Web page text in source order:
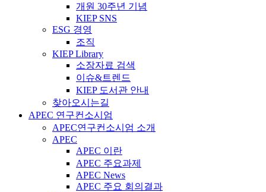
개원 30주년 기념
KIEP SNS
ESG 경영
조직
KIEP Library
소장자료 검색
이슈&트렌드
KIEP 도서관 안내
찾아오시는길
APEC 연구컨소시엄
APEC연구컨소시엄 소개
APEC
APEC 이란
APEC 주요과제
APEC News
APEC 주요 회의결과